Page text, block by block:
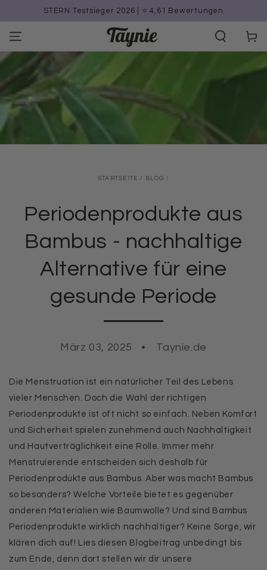
ZUM INHALT
SPRINGEN
🖤 Neue Seamless Styles mit bis zu 50 % Rabatt
STARTSEITE / BLOG /
Periodenprodukte aus
Bambus - nachhaltige
Alternative für eine
gesunde Periode
März 03, 2025 Taynie.de
Die Menstruation ist ein natürlicher Teil des Lebens
vieler Menschen. Doch die Wahl der richtigen
Periodenprodukte ist oft nicht so einfach. Neben Komfort
und Sicherheit spielen zunehmend auch Nachhaltigkeit
und Hautverträglichkeit eine Rolle. Immer mehr
Menstruierende entscheiden sich deshalb für
Periodenprodukte aus Bambus. Aber was macht Bambus
so besonders? Welche Vorteile bietet es gegenüber
anderen Materialien wie Baumwolle? Und sind Bambus
Periodenprodukte wirklich nachhaltiger? Keine Sorge, wir
klären dich auf! Lies diesen Blogbeitrag unbedingt bis
zum Ende, denn dort stellen wir dir unsere